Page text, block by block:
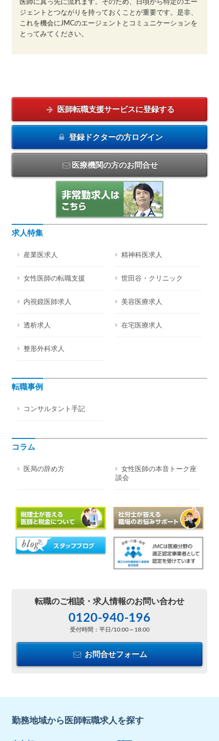
医師に真っ先に流れます。そのため、日頃から特定のエー
ジェントとつながりを持っておくことが重要です。是非、
これを機会にJMCのエージェントとコミュニケーションを
とってみてください。
医師転職支援サービスに登録する
登録ドクターの方ログイン
医療機関の方のお問合せ
求人特集
産業医求人 精神科医求人
女性医師の転職支援 世田谷・クリニック
内視鏡医師求人 美容医療求人
透析求人 在宅医療求人
整形外科求人
転職事例
コンサルタント手記
コラム
医局の辞め方
女性医師の本音トーク座
談会
転職のご相談・ 求人情報のお問い合わせ
0120-940-196
受付時間：平日/10:00～18:00
お問合せフォーム
勤務地域から医師転職求人を探す